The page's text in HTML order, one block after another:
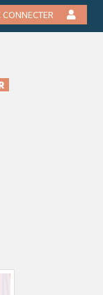
CONNECTER